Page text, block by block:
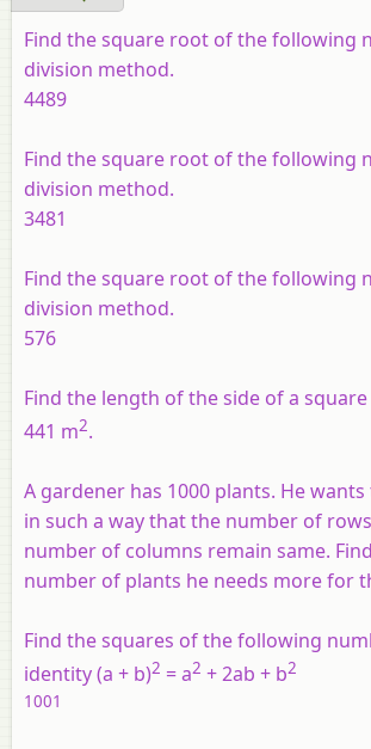
Find the square root of the following
division method.
4489
Find the square root of the following
division method.
3481
Find the square root of the following
division method.
576
Find the length of the side of a
441 m2.
A gardener has 1000 plants. He
in such a way that the number of
number of columns remain same.
number of plants he needs more for
Find the squares of the following
identity (a + b)2 =a2 + 2ab + b2
1001